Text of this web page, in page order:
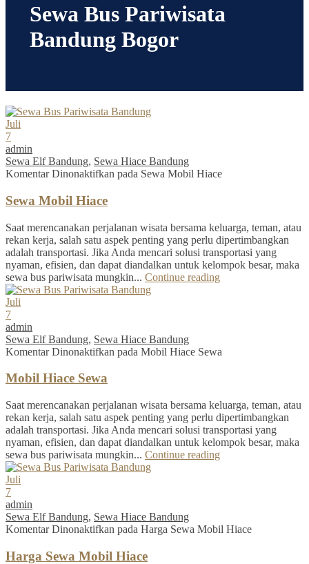
Sewa Bus Pariwisata
Bandung Bogor
Juli
7
admin
Sewa Elf Bandung, Sewa Hiace Bandung
Komentar Dinonaktifkan pada Sewa Mobil Hiace
Sewa Mobil Hiace
Saat merencanakan perjalanan wisata bersama keluarga, teman, atau
rekan kerja, salah satu aspek penting yang perlu dipertimbangkan
adalah transportasi. Jika Anda mencari solusi transportasi yang
nyaman, efisien, dan dapat diandalkan untuk kelompok besar, maka
sewa bus pariwisata mungkin... Continue reading
Juli
7
admin
Sewa Elf Bandung, Sewa Hiace Bandung
Komentar Dinonaktifkan pada Mobil Hiace Sewa
Mobil Hiace Sewa
Saat merencanakan perjalanan wisata bersama keluarga, teman, atau
rekan kerja, salah satu aspek penting yang perlu dipertimbangkan
adalah transportasi. Jika Anda mencari solusi transportasi yang
nyaman, efisien, dan dapat diandalkan untuk kelompok besar, maka
sewa bus pariwisata mungkin... Continue reading
Juli
7
admin
Sewa Elf Bandung, Sewa Hiace Bandung
Komentar Dinonaktifkan pada Harga Sewa Mobil Hiace
Harga Sewa Mobil Hiace